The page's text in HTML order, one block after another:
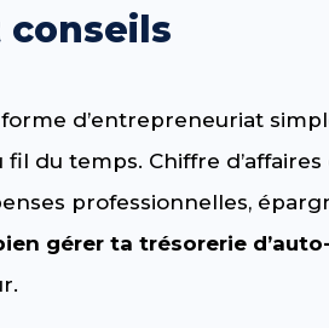
conseils
d’entrepreneuriat
du temps. Chiffre
professionnelles,
gérer ta trésorerie